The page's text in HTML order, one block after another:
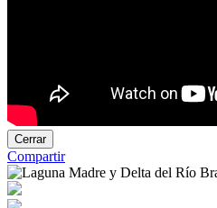
Cerrar
Compartir